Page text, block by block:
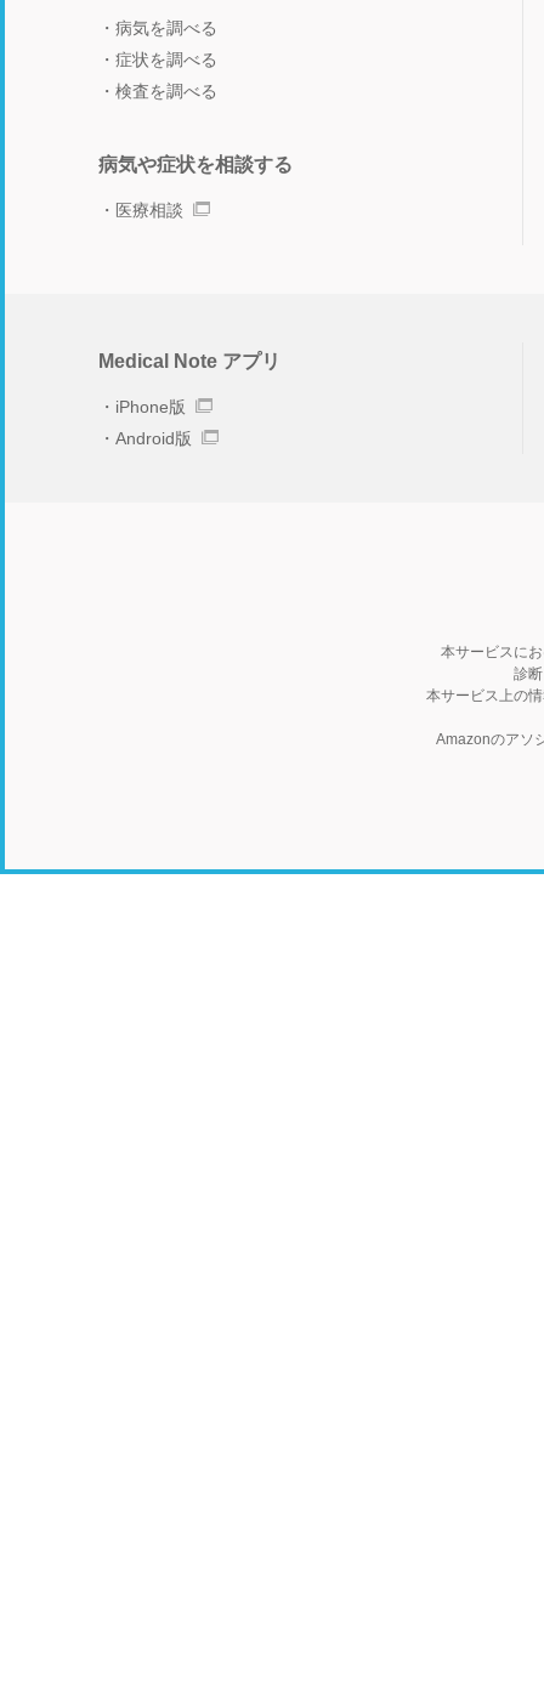
病気を調べる
症状を調べる
検査を調べる
病気や症状を相談する
医療相談
Medical Note アプリ
iPhone版
Android版
本サービスに
診
本サービス上の
Amazonのアソ